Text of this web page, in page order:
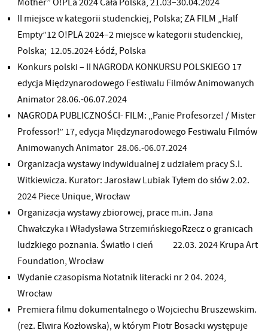
II miejsce w kategorii studenckiej, Polska; ZA FILM „Half
Empty”12 O!PLA 2024–2 miejsce w kategorii studenckiej,
Polska; 12.05.2024 Łódź, Polska
Konkurs polski – II NAGRODA KONKURSU POLSKIEGO 17
edycja Międzynarodowego Festiwalu Filmów Animowanych
Animator 28.06.-06.07.2024
NAGRODA PUBLICZNOŚCI- FILM: „Panie Profesorze! / Mister
Professor!” 17, edycja Międzynarodowego Festiwalu Filmów
Animowanych Animator 28.06.-06.07.2024
Organizacja wystawy indywidualnej z udziałem pracy S.I.
Witkiewicza. Kurator: Jarosław Lubiak Tyłem do słów 2.02.
2024 Piece Unique, Wrocław
Organizacja wystawy zbiorowej, prace m.in. Jana
Chwałczyka i Władysława StrzemińskiegoRzecz o granicach
ludzkiego poznania. Światło i cień 22.03. 2024 Krupa Art
Foundation, Wrocław
Wydanie czasopisma Notatnik literacki nr 2 04. 2024,
Wrocław
Premiera filmu dokumentalnego o Wojciechu Bruszewskim.
(reż. Elwira Kozłowska), w którym Piotr Bosacki występuje